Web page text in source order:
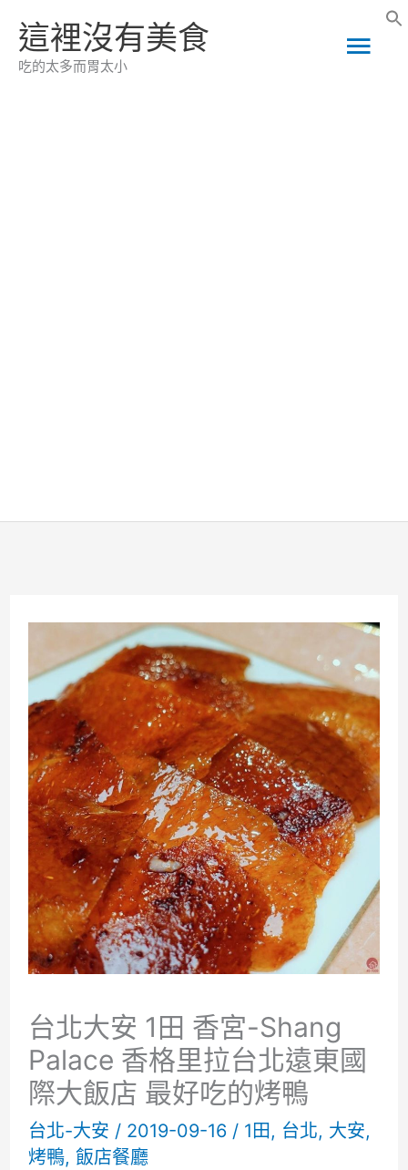
這裡沒有美食
吃的太多而胃太小
主
台北大安 1田 香宮-Shang
Palace 香格里拉台北遠東國
際大飯店 最好吃的烤鴨
台北-大安 / 2019-09-16 / 1田 , 台北, 大安,
烤鴨, 飯店餐廳